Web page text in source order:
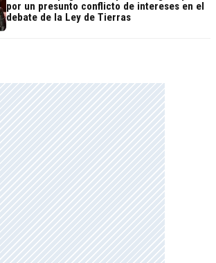
por un presunto conflicto de intereses en el
debate de la Ley de Tierras